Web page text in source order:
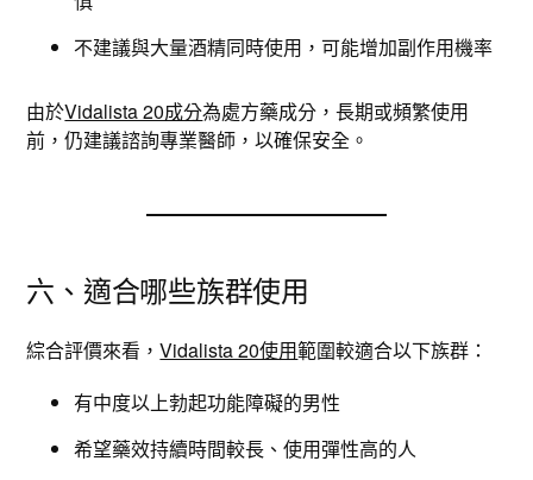
不建議與大量酒精同時使用，可能增加副作用機率
由於Vidalista 20成分為處方藥成分，長期或頻繁使用
前，仍建議諮詢專業醫師，以確保安全。
六、適合哪些族群使用
綜合評價來看，Vidalista 20使用範圍較適合以下族群：
有中度以上勃起功能障礙的男性
希望藥效持續時間較長、使用彈性高的人